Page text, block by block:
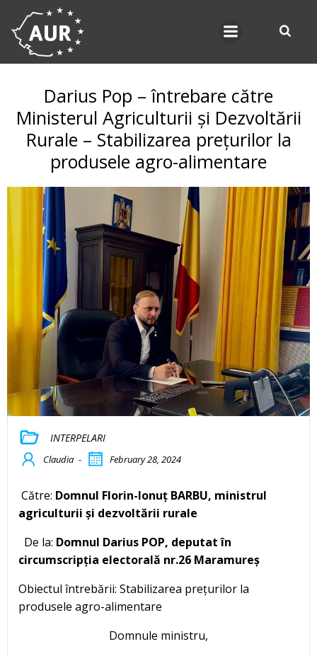
Darius Pop – întrebare către
Ministerul Agriculturii și Dezvoltării
Rurale – Stabilizarea prețurilor la
produsele agro-alimentare
INTERPELARI
Claudia - February 28, 2024
Către: Domnul Florin-Ionuț BARBU, ministrul
agriculturii și dezvoltării rurale
De la: Domnul Darius POP, deputat în
circumscripția electorală nr.26 Maramureș
Obiectul întrebării: Stabilizarea prețurilor la
produsele agro-alimentare
Domnule ministru,